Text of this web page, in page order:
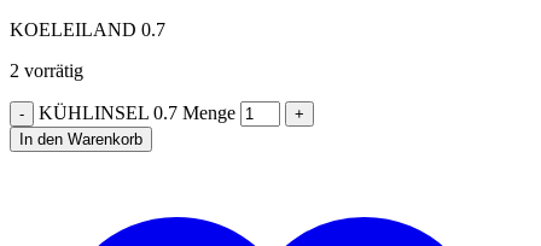
KOELEILAND 0.7
2 vorrätig
KÜHLINSEL 0.7 Menge
In den Warenkorb